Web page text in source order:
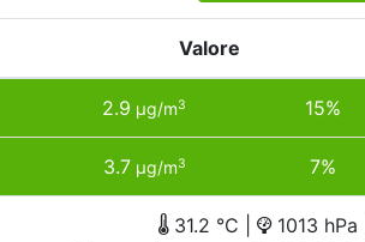
Valore
2.9 µg/m3 15%
3.7µg/m3 7%
31.2 °C | 1013 hPa |